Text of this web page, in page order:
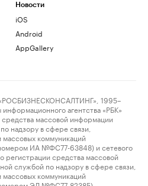
Новости
iOS
Android
AppGallery
1995–
агентства «РБК»
массовой информации
надзору в сфере связи,
коммуникаций
ИА №ФС77-63848) и сетевого
регистрации средства массовой
службой по надзору в сфере связи,
коммуникаций